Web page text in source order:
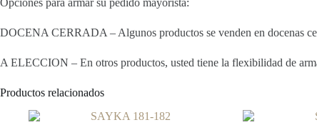
Opciones para armar su pedido mayorista:
DOCENA CERRADA – Algunos productos se venden en docenas
A ELECCION – En otros productos, usted tiene la flexibilidad de
Productos relacionados